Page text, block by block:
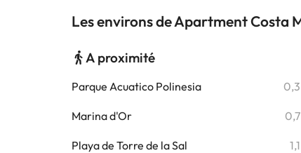
Les environs de Apartment Costa
A proximité
Parque Acuatico Polinesia
Marina d'Or
Playa de Torre de la Sal